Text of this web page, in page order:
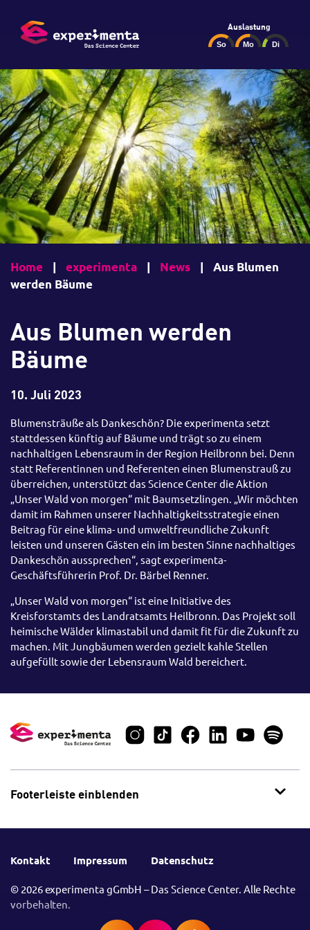
Auslastung
Home | experimenta | News |
Aus Blumen
werden Bäume
Aus Blumen werden
Bäume
10. Juli 2023
Blumensträuße als Dankeschön? Die experimenta setzt
stattdessen künftig auf Bäume und trägt so zu einem
nachhaltigen Lebensraum in der Region Heilbronn bei. Denn
statt Referentinnen und Referenten einen Blumenstrauß zu
überreichen, unterstützt das Science Center die Aktion
„Unser Wald von morgen“ mit Baumsetzlingen. „Wir möchten
damit im Rahmen unserer Nachhaltigkeitsstrategie einen
Beitrag für eine klima- und umweltfreundliche Zukunft
leisten und unseren Gästen ein im besten Sinne nachhaltiges
Dankeschön aussprechen“, sagt experimenta-
Geschäftsführerin Prof. Dr. Bärbel Renner.
„Unser Wald von morgen“ ist eine Initiative des
Kreisforstamts des Landratsamts Heilbronn. Das Projekt soll
heimische Wälder klimastabil und damit fit für die Zukunft zu
machen. Mit Jungbäumen werden gezielt kahle Stellen
aufgefüllt sowie der Lebensraum Wald bereichert.
Footerleiste einblenden
Kontakt Impressum Datenschutz
© 2026 experimenta gGmbH – Das Science Center. Alle Rechte
vorbehalten.